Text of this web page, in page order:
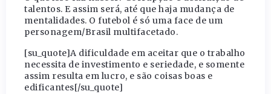
talentos. E assim será, até que haja mudança de
mentalidades. O futebol é só uma face de um
personagem/Brasil multifacetado.
[su_quote]A dificuldade em aceitar que o trabalho
necessita de investimento e seriedade, e somente
assim resulta em lucro, e são coisas boas e
edificantes[/su_quote]